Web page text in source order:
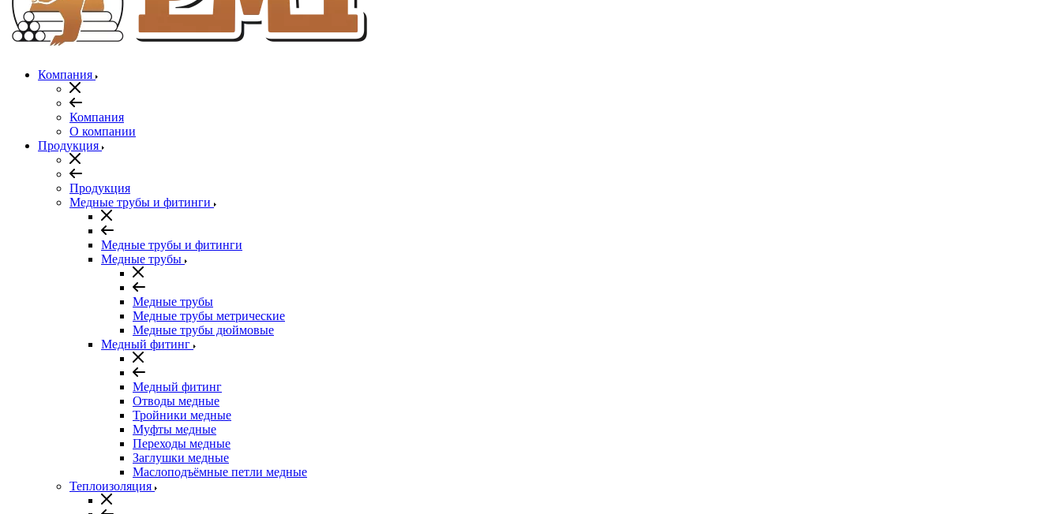
Компания
Компания
О компании
Продукция
Продукция
Медные трубы и фитинги
Медные трубы и фитинги
Медные трубы
Медные трубы
Медные трубы метрические
Медные трубы дюймовые
Медный фитинг
Медный фитинг
Отводы медные
Тройники медные
Муфты медные
Переходы медные
Заглушки медные
Маслоподъёмные петли медные
Теплоизоляция